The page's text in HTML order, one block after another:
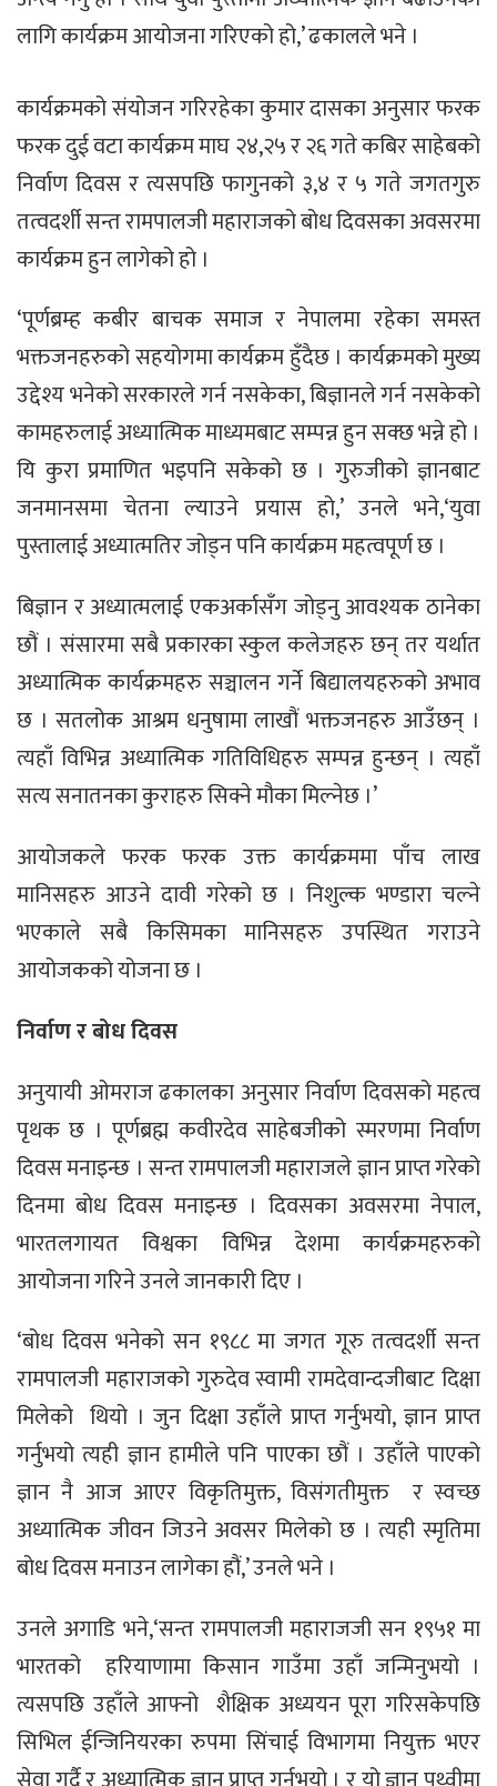
लागि कार्यक्रम आयोजना गरिएको हो,’ ढकालले भने ।
कार्यक्रमको संयोजन गरिरहेका कुमार दासका अनुसार फरक
फरक दुई वटा कार्यक्रम माघ २४,२५ र २६ गते कबिर साहेबको
निर्वाण दिवस र त्यसपछि फागुनको ३,४ र ५ गते जगतगुरु
तत्वदर्शी सन्त रामपालजी महाराजको बोध दिवसका अवसरमा
कार्यक्रम हुन लागेको हो ।
‘पूर्णब्रम्ह कबीर बाचक समाज र नेपालमा रहेका समस्त
भक्तजनहरुको सहयोगमा कार्यक्रम हुँदैछ । कार्यक्रमको मुख्य
उद्देश्य भनेको सरकारले गर्न नसकेका, बिज्ञानले गर्न नसकेको
कामहरुलाई अध्यात्मिक माध्यमबाट सम्पन्न हुन सक्छ भन्ने हो ।
यि कुरा प्रमाणित भइपनि सकेको छ । गुरुजीको ज्ञानबाट
जनमानसमा चेतना ल्याउने प्रयास हो,’ उनले भने,‘युवा
पुस्तालाई अध्यात्मतिर जोड्न पनि कार्यक्रम महत्वपूर्ण छ ।
बिज्ञान र अध्यात्मलाई एकअर्कासँग जोड्नु आवश्यक ठानेका
छौं । संसारमा सबै प्रकारका स्कुल कलेजहरु छन् तर यर्थात
अध्यात्मिक कार्यक्रमहरु सञ्चालन गर्ने बिद्यालयहरुको अभाव
छ । सतलोक आश्रम धनुषामा लाखौं भक्तजनहरु आउँछन् ।
त्यहाँ विभिन्न अध्यात्मिक गतिविधिहरु सम्पन्न हुन्छन् । त्यहाँ
सत्य सनातनका कुराहरु सिक्ने मौका मिल्नेछ ।’
आयोजकले फरक फरक उक्त कार्यक्रममा पाँच लाख
मानिसहरु आउने दावी गरेको छ । निशुल्क भण्डारा चल्ने
भएकाले सबै किसिमका मानिसहरु उपस्थित गराउने
आयोजकको योजना छ ।
निर्वाण र बोध दिवस
अनुयायी ओमराज ढकालका अनुसार निर्वाण दिवसको महत्व
पृथक छ । पूर्णब्रह्म कवीरदेव साहेबजीको स्मरणमा निर्वाण
दिवस मनाइन्छ । सन्त रामपालजी महाराजले ज्ञान प्राप्त गरेको
दिनमा बोध दिवस मनाइन्छ । दिवसका अवसरमा नेपाल,
भारतलगायत विश्वका विभिन्न देशमा कार्यक्रमहरुको
आयोजना गरिने उनले जानकारी दिए ।
‘बोध दिवस भनेको सन १९८८ मा जगत गूरु तत्वदर्शी सन्त
रामपालजी महाराजको गुरुदेव स्वामी रामदेवान्दजीबाट दिक्षा
मिलेको थियो । जुन दिक्षा उहाँले प्राप्त गर्नुभयो, ज्ञान प्राप्त
गर्नुभयो त्यही ज्ञान हामीले पनि पाएका छौं । उहाँले पाएको
ज्ञान नै आज आएर विकृतिमुक्त, विसंगतीमुक्त र स्वच्छ
अध्यात्मिक जीवन जिउने अवसर मिलेको छ । त्यही स्मृतिमा
बोध दिवस मनाउन लागेका हौं,’ उनले भने ।
उनले अगाडि भने,‘सन्त रामपालजी महाराजजी सन १९५१ मा
भारतको हरियाणामा किसान गाउँमा उहाँ जन्मिनुभयो ।
त्यसपछि उहाँले आफ्नो शैक्षिक अध्ययन पूरा गरिसकेपछि
सिभिल ईन्जिनियरका रुपमा सिंचाई विभागमा नियुक्त भएर